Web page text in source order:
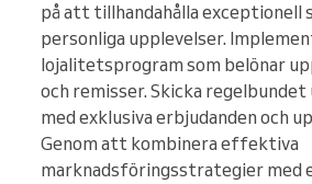
på att tillhandahålla exceptionell
personliga upplevelser.
lojalitetsprogram som belönar
och remisser. Skicka
med exklusiva erbjudanden och
Genom att kombinera effektiva
marknadsföringsstrategier med